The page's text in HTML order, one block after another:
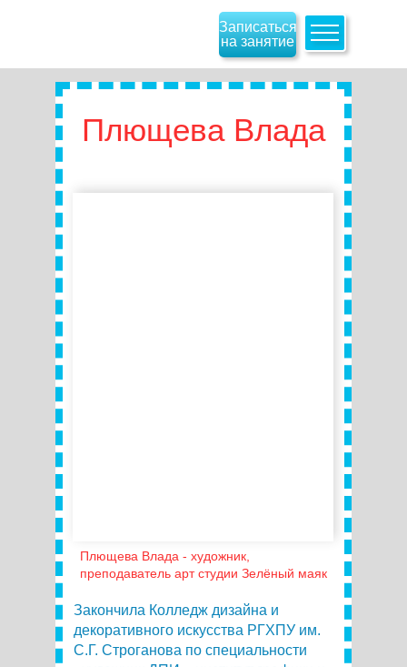
Записаться
на занятие
Плющева Влада
Закончила Колледж дизайна и
декоративного искусства РГХПУ им.
С.Г. Строганова по специальности
Плющева Влада - художник,
преподаватель арт студии Зелёный маяк